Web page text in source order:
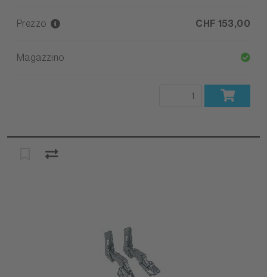
Prezzo CHF 153,00
Magazzino